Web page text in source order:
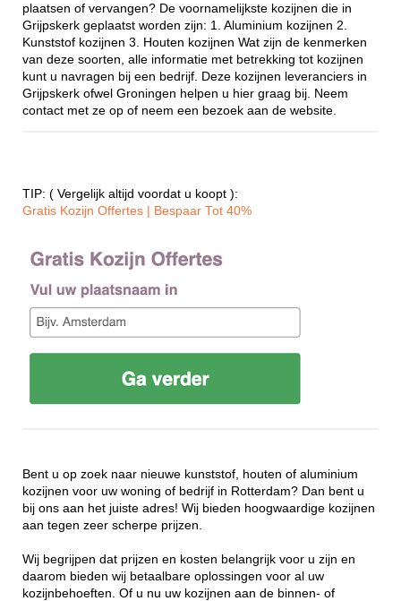
plaatsen of vervangen? De voornamelijkste kozijnen die in
Grijpskerk geplaatst worden zijn: 1. Aluminium kozijnen 2.
Kunststof kozijnen 3. Houten kozijnen Wat zijn de kenmerken
van deze soorten, alle informatie met betrekking tot kozijnen
kunt u navragen bij een bedrijf. Deze kozijnen leveranciers in
Grijpskerk ofwel Groningen helpen u hier graag bij. Neem
contact met ze op of neem een bezoek aan de website.
TIP: ( Vergelijk altijd voordat u koopt ):
Gratis Kozijn Offertes | Bespaar Tot 40%‎
Bent u op zoek naar nieuwe kunststof, houten of aluminium
kozijnen voor uw woning of bedrijf in Rotterdam? Dan bent u
bij ons aan het juiste adres! Wij bieden hoogwaardige kozijnen
aan tegen zeer scherpe prijzen.
Wij begrijpen dat prijzen en kosten belangrijk voor u zijn en
daarom bieden wij betaalbare oplossingen voor al uw
kozijnbehoeften. Of u nu uw kozijnen aan de binnen- of